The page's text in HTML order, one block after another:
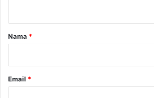
r
Nama *
Email *